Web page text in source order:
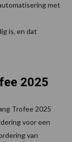
met
is, en dat
2025
Trofee 2025
voor een
van